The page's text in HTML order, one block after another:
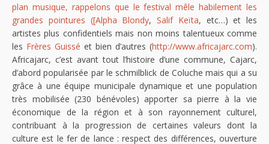
plan musique, rappelons que le festival mêle habilement les
grandes pointures ([Alpha Blondy, Salif Keïta, etc…) et les
artistes plus confidentiels mais non moins talentueux comme
les Frères Guissé et bien d’autres (http://www.africajarc.com).
Africajarc, c’est avant tout l’histoire d’une commune, Cajarc,
d’abord popularisée par le schmilblick de Coluche mais qui a su
grâce à une équipe municipale dynamique et une population
très mobilisée (230 bénévoles) apporter sa pierre à la vie
économique de la région et à son rayonnement culturel,
contribuant à la progression de certaines valeurs dont la
culture est le fer de lance : respect des différences, ouverture